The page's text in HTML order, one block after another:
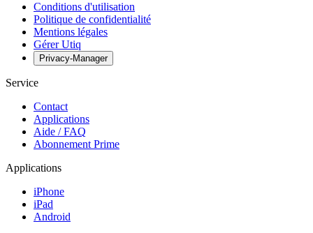
Conditions d'utilisation
Politique de confidentialité
Mentions légales
Gérer Utiq
Privacy-Manager
Service
Contact
Applications
Aide / FAQ
Abonnement Prime
Applications
iPhone
iPad
Android